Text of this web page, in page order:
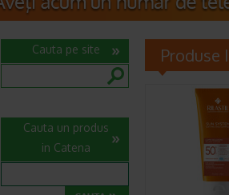
Produse
Cauta pe site
Cauta un produs
in Catena